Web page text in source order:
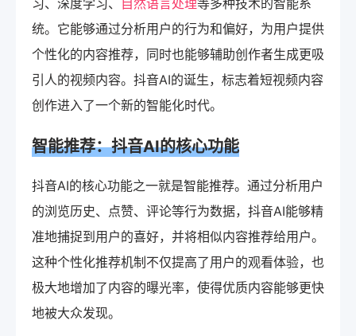
习、深度学习、 自然语言处理等多种技术的智能系
统。它能够通过分析用户的行为和偏好，为用户提供
个性化的内容推荐，同时也能够辅助创作者生成更吸
引人的视频内容。抖音AI的诞生，标志着短视频内容
创作进入了一个新的智能化时代。
智能推荐：抖音AI的核心功能
抖音AI的核心功能之一就是智能推荐。通过分析用户
的浏览历史、点赞、评论等行为数据，抖音AI能够精
准地捕捉到用户的喜好，并将相似内容推荐给用户。
这种个性化推荐机制不仅提高了用户的观看体验，也
极大地增加了内容的曝光率，使得优质内容能够更快
地被大众发现。